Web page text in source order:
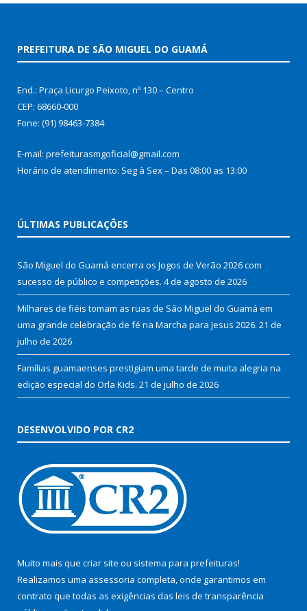
PREFEITURA DE SÃO MIGUEL DO GUAMÁ
End.: Praça Licurgo Peixoto, nº 130 – Centro
CEP: 68660-000
Fone: (91) 98463-7384
E-mail: prefeiturasmgoficial@gmail.com
Horário de atendimento: Seg à Sex – Das 08:00 as 13:00
ÚLTIMAS PUBLICAÇÕES
São Miguel do Guamá encerra os Jogos de Verão 2026 com
sucesso de público e competições. 4 de agosto de 2026
Milhares de fiéis tomam as ruas de São Miguel do Guamá em
uma grande celebração de fé na Marcha para Jesus 2026. 21 de
julho de 2026
Famílias guamaenses prestigiam uma tarde de muita alegria na
edição especial do Orla Kids. 21 de julho de 2026
DESENVOLVIDO POR CR2
Muito mais que criar site ou sistema para prefeituras!
Realizamos uma assessoria completa, onde garantimos em
contrato que todas as exigências das leis de transparência